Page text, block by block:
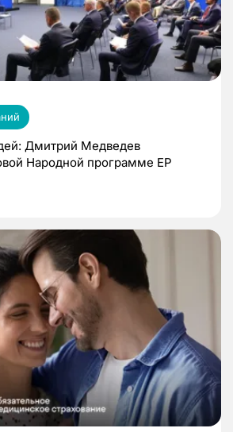
Дмитрий Медведев
Народной программе ЕР